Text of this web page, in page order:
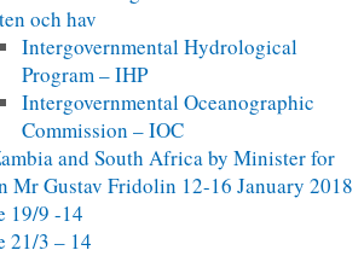
och hav
Intergovernmental Hydrological
Program – IHP
Intergovernmental Oceanographic
Commission – IOC
and South Africa by Minister for
Mr Gustav Fridolin 12-16 January 2018
19/9 -14
21/3 – 14